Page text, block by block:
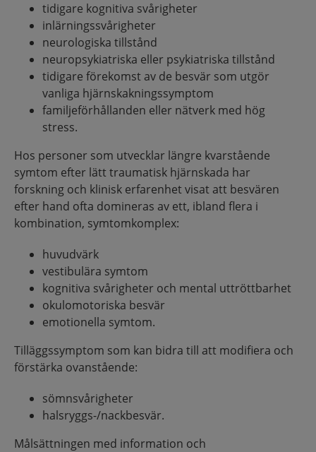
tidigare kognitiva svårigheter
inlärningssvårigheter
neurologiska tillstånd
neuropsykiatriska eller psykiatriska tillstånd
tidigare förekomst av de besvär som utgör
vanliga hjärnskakningssymptom
familjeförhållanden eller nätverk med hög
stress.
Hos personer som utvecklar längre kvarstående
symtom efter lätt traumatisk hjärnskada har
forskning och klinisk erfarenhet visat att besvären
efter hand ofta domineras av ett, ibland flera i
kombination, symtomkomplex:
huvudvärk
vestibulära symtom
kognitiva svårigheter och mental uttröttbarhet
okulomotoriska besvär
emotionella symtom.
Tilläggssymptom som kan bidra till att modifiera och
förstärka ovanstående:
sömnsvårigheter
halsryggs-/nackbesvär.
Målsättningen med information och